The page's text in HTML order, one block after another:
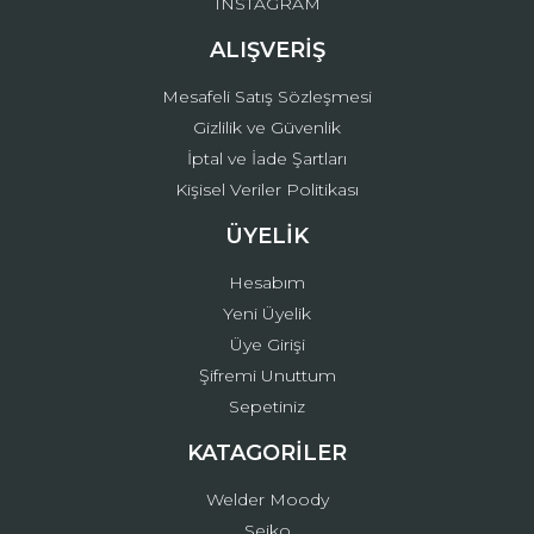
ALIŞVERİŞ
Mesafeli Satış Sözleşmesi
Gizlilik ve Güvenlik
İptal ve İade Şartları
Kişisel Veriler Politikası
ÜYELİK
Hesabım
Yeni Üyelik
Üye Girişi
Şifremi Unuttum
Sepetiniz
KATAGORİLER
Welder Moody